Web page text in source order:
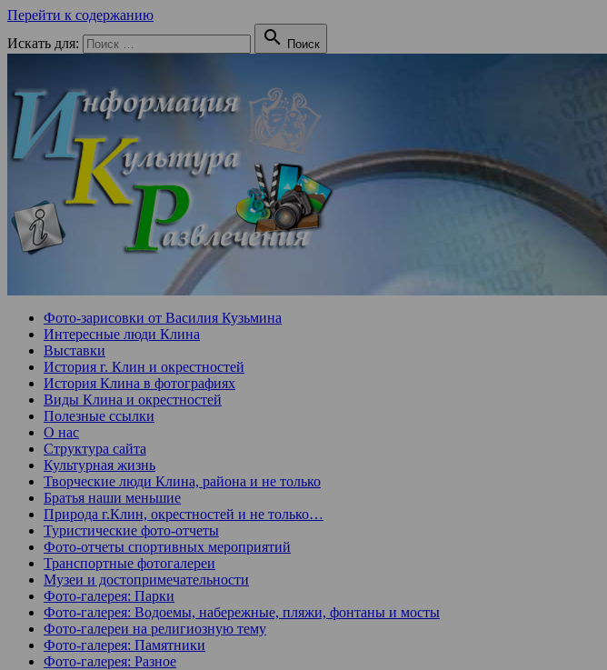
Перейти к содержанию
Искать для:
 Поиск
Фото-зарисовки от Василия Кузьмина
Интересные люди Клина
Выставки
История г. Клин и окрестностей
История Клина в фотографиях
Виды Клина и окрестностей
Полезные ссылки
О нас
Структура сайта
Культурная жизнь
Творческие люди Клина, района и не только
Братья наши меньшие
Природа г.Клин, окрестностей и не только…
Туристические фото-отчеты
Фото-отчеты спортивных мероприятий
Транспортные фотогалереи
Музеи и достопримечательности
Фото-галерея: Парки
Фото-галерея: Водоемы, набережные, пляжи, фонтаны и мосты
Фото-галереи на религиозную тему
Фото-галерея: Памятники
Фото-галерея: Разное